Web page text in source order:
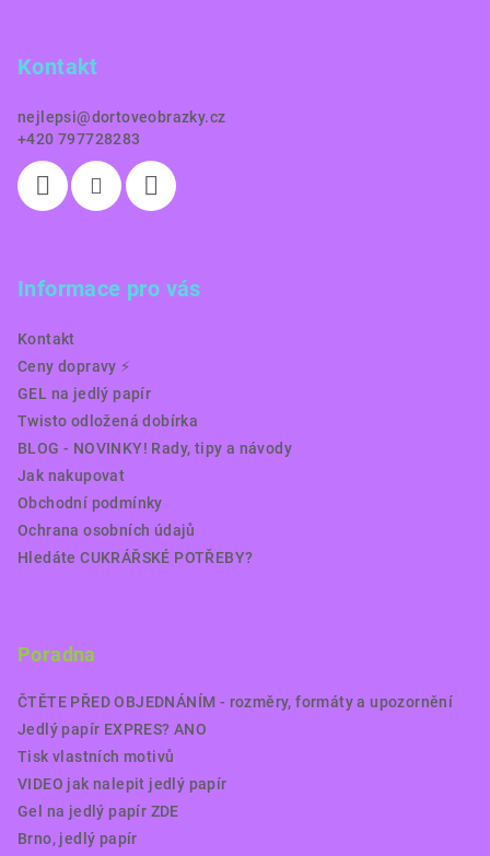
Kontakt
nejlepsi@dortoveobrazky.cz
+420 797728283
Informace pro vás
Kontakt
Ceny dopravy ⚡️
GEL na jedlý papír
Twisto odložená dobírka
BLOG - NOVINKY! Rady, tipy a návody
Jak nakupovat
Obchodní podmínky
Ochrana osobních údajů
Hledáte CUKRÁŘSKÉ POTŘEBY?
Poradna
ČTĚTE PŘED OBJEDNÁNÍM - rozměry, formáty a upozornění
Jedlý papír EXPRES? ANO
Tisk vlastních motivů
VIDEO jak nalepit jedlý papír
Gel na jedlý papír ZDE
Brno, jedlý papír